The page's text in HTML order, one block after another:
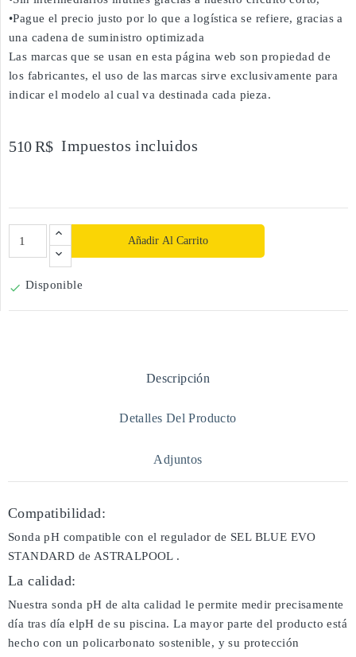
•Pague el precio justo por lo que a logística se refiere, gracias a
una cadena de suministro optimizada
Las marcas que se usan en esta página web son propiedad de
los fabricantes, el uso de las marcas sirve exclusivamente para
indicar el modelo al cual va destinada cada pieza.
510 R$ Impuestos incluidos
Añadir Al Carrito
 Disponible
Descripción
Detalles Del Producto
Adjuntos
Compatibilidad:
Sonda pH compatible con el regulador de SEL BLUE EVO
STANDARD de ASTRALPOOL .
La calidad:
Nuestra sonda pH de alta calidad le permite medir precisamente
día tras día elpH de su piscina. La mayor parte del producto está
hecho con un policarbonato sostenible, y su protección